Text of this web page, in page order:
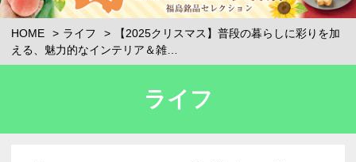
HOME ライフ
【2025クリスマス】普段の暮らしに彩りを加
える、魅力的なインテリア＆雑…
ライフ